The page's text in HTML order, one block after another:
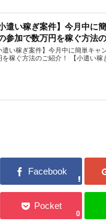
小遣い稼ぎ案件】今月中に
参加で数万円を稼ぐ方法
遣い稼ぎ案件】今月中に簡単キャ
を稼ぐ方法のご紹介！ 【小遣い稼
0